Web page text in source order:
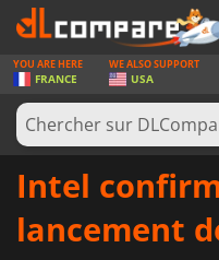
JEUX
CARTES PRÉPAYÉES
LOGICIELS
YOU ARE HERE
FRANCE
WE ALSO SUPPORT
USA
Intel
lancement